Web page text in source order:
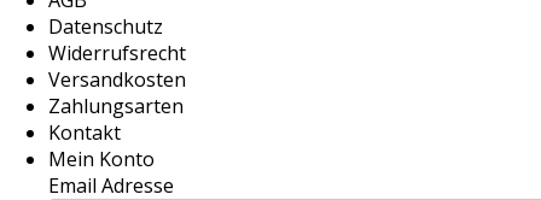
Datenschutz
Widerrufsrecht
Versandkosten
Zahlungsarten
Kontakt
Mein Konto
Email Adresse